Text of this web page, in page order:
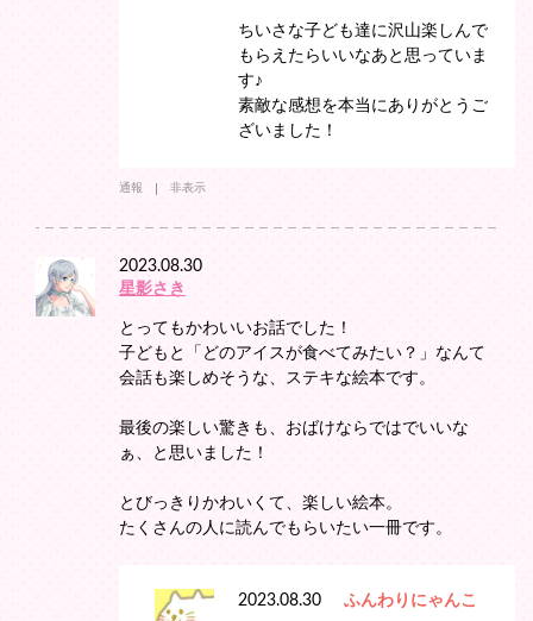
ちいさな子ども達に沢山楽しんで
もらえたらいいなあと思っていま
す♪
素敵な感想を本当にありがとうご
ざいました！
通報 非表示
2023.08.30
星影さき
とってもかわいいお話でした！
子どもと「どのアイスが食べてみたい？」なんて
会話も楽しめそうな、ステキな絵本です。
最後の楽しい驚きも、おばけならではでいいな
ぁ、と思いました！
とびっきりかわいくて、楽しい絵本。
たくさんの人に読んでもらいたい一冊です。
2023.08.30 ふんわりにゃんこ